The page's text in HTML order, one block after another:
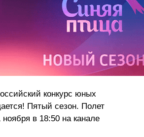
конкурс юных
Пятый сезон. Полет
в 18:50 на канале